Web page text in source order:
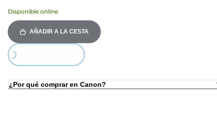
Disponible online
AÑADIR A LA CESTA
Loading...
¿Por qué comprar en Canon?